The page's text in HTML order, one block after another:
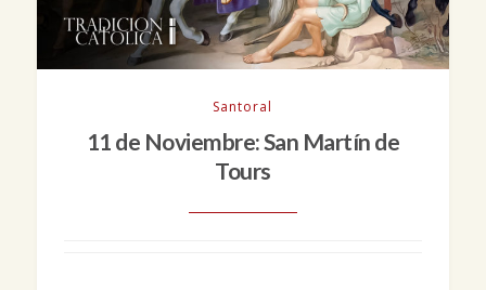
Santoral
11 de Noviembre: San Martín de
Tours